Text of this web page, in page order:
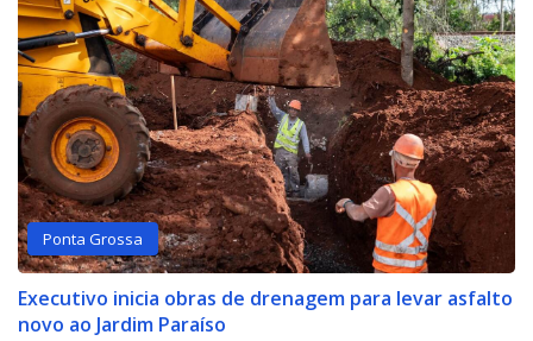
Ponta Grossa
Executivo inicia obras de drenagem para levar asfalto
novo ao Jardim Paraíso